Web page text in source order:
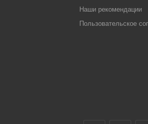
Наши рекомендации
Пользовательское